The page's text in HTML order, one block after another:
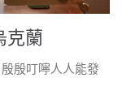
克蘭
殷叮嚀人人能發